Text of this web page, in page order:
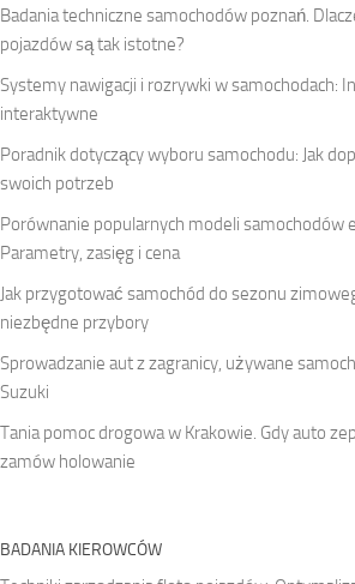
Badania techniczne samochodów poznań.
pojazdów są tak istotne?
Systemy nawigacji i rozrywki w samochodach:
interaktywne
Poradnik dotyczący wyboru samochodu: Jak
swoich potrzeb
Porównanie popularnych modeli samochodów
Parametry, zasięg i cena
Jak przygotować samochód do sezonu
niezbędne przybory
Sprowadzanie aut z zagranicy, używane
Suzuki
Tania pomoc drogowa w Krakowie. Gdy auto
zamów holowanie
BADANIA KIEROWCÓW